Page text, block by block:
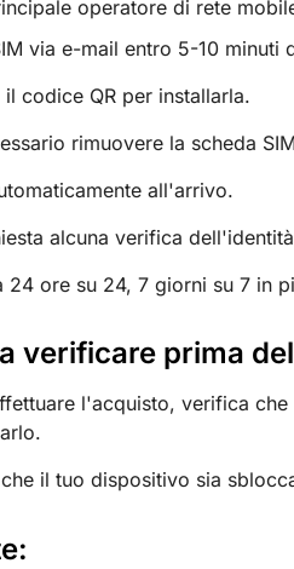
operatore di rete
via e-mail entro 5-10 minuti
il codice QR per installarla.
rimuovere la scheda
all'arrivo.
alcuna verifica
24 ore su 24, 7 giorni su 7 in
verificare prima
l'acquisto, verifica
il tuo dispositivo sia